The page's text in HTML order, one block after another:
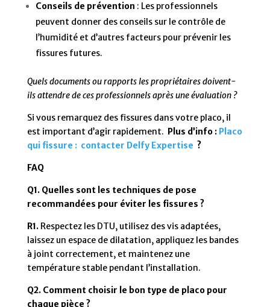
Conseils de prévention : Les professionnels
peuvent donner des conseils sur le contrôle de
l’humidité et d’autres facteurs pour prévenir les
fissures futures.
Quels documents ou rapports les propriétaires doivent-
ils attendre de ces professionnels après une évaluation ?
Si vous remarquez des fissures dans votre placo, il
est important d’agir rapidement. Plus d’info : Placo
qui fissure : contacter Delfy Expertise ?
FAQ
Q1. Quelles sont les techniques de pose
recommandées pour éviter les fissures ?
R1.Respectez les DTU, utilisez des vis adaptées,
laissez un espace de dilatation, appliquez les bandes
à joint correctement, et maintenez une
température stable pendant l’installation.
Q2. Comment choisir le bon type de placo pour
chaque pièce ?